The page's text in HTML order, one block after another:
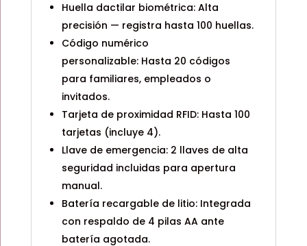
Huella dactilar biométrica: Alta
precisión — registra hasta 100 huellas.
Código numérico
personalizable: Hasta 20 códigos
para familiares, empleados o
invitados.
Tarjeta de proximidad RFID: Hasta 100
tarjetas (incluye 4).
Llave de emergencia: 2 llaves de alta
seguridad incluidas para apertura
manual.
Batería recargable de litio: Integrada
con respaldo de 4 pilas AA ante
batería agotada.